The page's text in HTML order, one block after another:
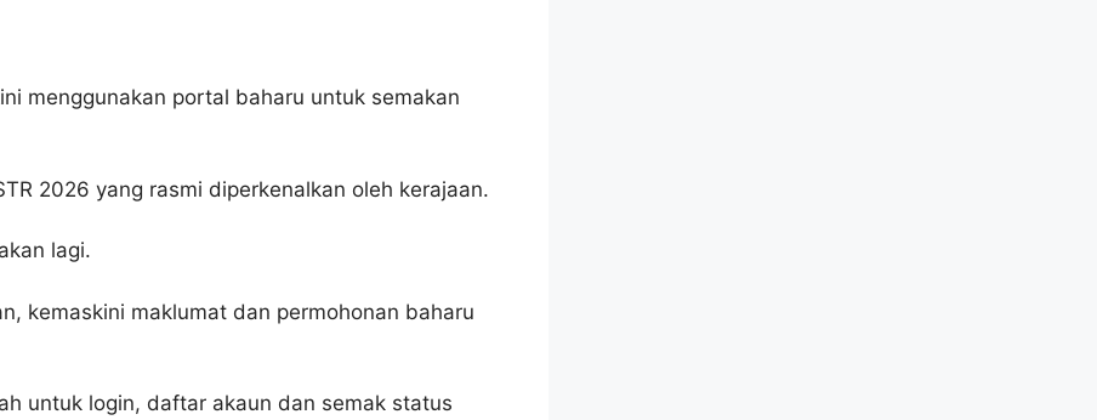
menggunakan portal baharu untuk semakan
2026 yang rasmi diperkenalkan oleh kerajaan.
lagi.
kemaskini maklumat dan permohonan baharu
untuk login, daftar akaun dan semak status